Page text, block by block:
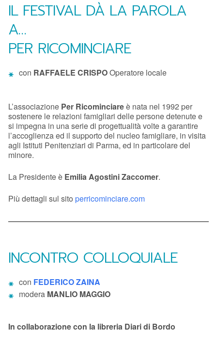
IL FESTIVAL DÀ LA PAROLA
A…
PER RICOMINCIARE
con RAFFAELE CRISPOOperatore locale
L’associazione Per Ricominciareè nata nel 1992 per
sostenere le relazioni famigliari delle persone detenute e
si impegna in una serie di progettualità volte a garantire
l’accoglienza ed il supporto del nucleo famigliare, in visita
agli Istituti Penitenziari di Parma, ed in particolare del
minore.
La Presidente è Emilia Agostini Zaccomer.
Più dettagli sul sitoperricominciare.com
INCONTRO COLLOQUIALE
con FEDERICO ZAINA
modera MANLIO MAGGIO
In collaborazione con la libreria Diari di Bordo